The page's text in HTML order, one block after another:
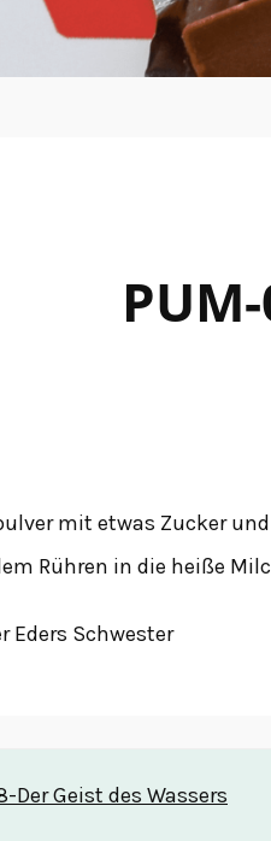
mit etwas Zucker
Rühren in die heiße
Eders Schwester
Der Geist des Wassers